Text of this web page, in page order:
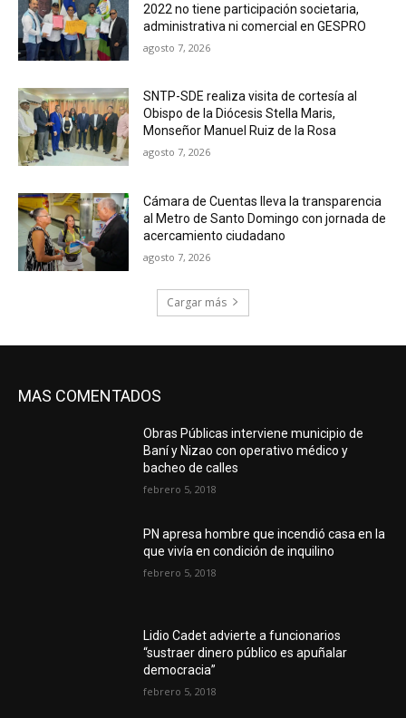
2022 no tiene participación societaria,
administrativa ni comercial en GESPRO
agosto 7, 2026
SNTP-SDE realiza visita de cortesía al
Obispo de la Diócesis Stella Maris,
Monseñor Manuel Ruiz de la Rosa
agosto 7, 2026
Cámara de Cuentas lleva la transparencia
al Metro de Santo Domingo con jornada de
acercamiento ciudadano
agosto 7, 2026
Cargar más
MAS COMENTADOS
Obras Públicas interviene municipio de
Baní y Nizao con operativo médico y
bacheo de calles
febrero 5, 2018
PN apresa hombre que incendió casa en la
que vivía en condición de inquilino
febrero 5, 2018
Lidio Cadet advierte a funcionarios
“sustraer dinero público es apuñalar
democracia”
febrero 5, 2018